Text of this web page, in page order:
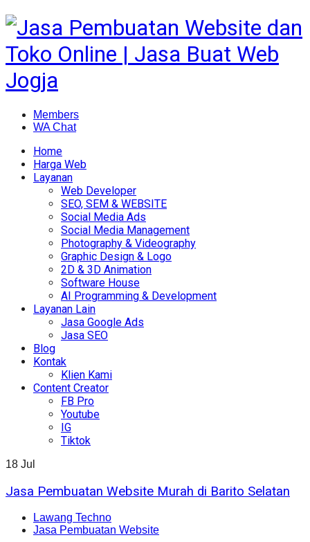
Members
WA Chat
Home
Harga Web
Layanan
Web Developer
SEO, SEM & WEBSITE
Social Media Ads
Social Media Management
Photography & Videography
Graphic Design & Logo
2D & 3D Animation
Software House
AI Programming & Development
Layanan Lain
Jasa Google Ads
Jasa SEO
Blog
Kontak
Klien Kami
Content Creator
FB Pro
Youtube
IG
Tiktok
18 Jul
Jasa Pembuatan Website Murah di Barito Selatan
Lawang Techno
Jasa Pembuatan Website